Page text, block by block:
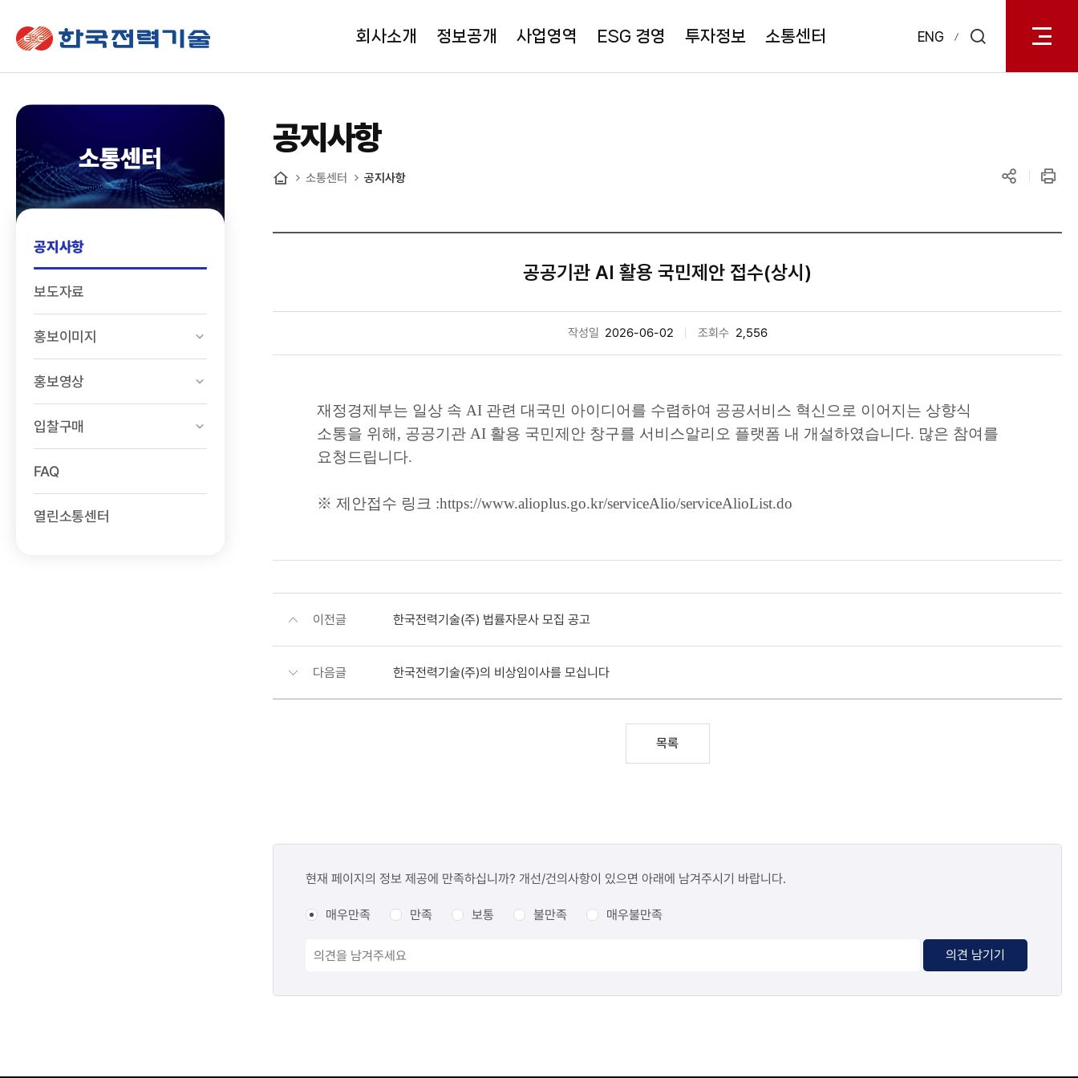
한국전력기술
회사소개 정보공개 사업영역 ESG 경영 투자정보 소통센터 ENG
열기
소통센터
공지사항
보도자료
홍보이미지
홍보영상
입찰구매
FAQ
열린소통센터
공지사항
소통센터 공지사항
공공기관 AI 활용 국민제안 접수(상시)
작성일 2026-06-02 조회수 2,556
재정경제부는 일상 속 AI 관련 대국민 아이디어를 수렴하여 공공서비스 혁신으로 이어지는 상향식
소통을 위해, 공공기관 AI 활용 국민제안 창구를 서비스알리오 플랫폼 내 개설하였습니다. 많은 참여를
요청드립니다.
※ 제안접수 링크 :https://www.alioplus.go.kr/serviceAlio/serviceAlioList.do
이전글 한국전력기술(주) 법률자문사 모집 공고
다음글 한국전력기술(주)의 비상임이사를 모십니다
목록
만족도현재 페이지의 정보 제공에 만족하십니까? 개선/건의사항이 있으면 아래에 남겨주시기 바랍니다.
매우만족 만족 보통 불만족 매우불만족
의견 남기기